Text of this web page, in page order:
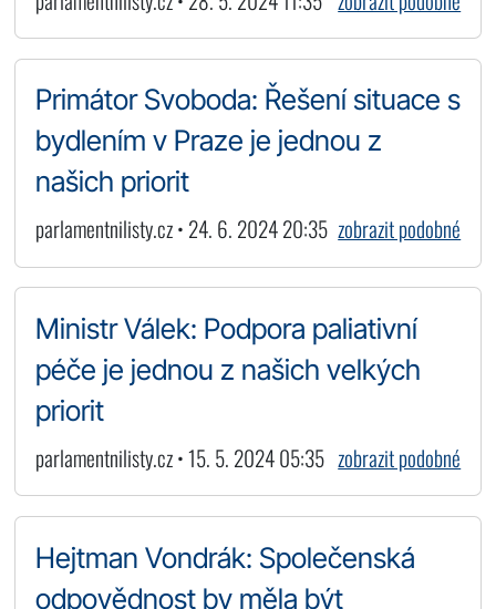
Primátor Svoboda: Řešení situace s
bydlením v Praze je jednou z
našich priorit
parlamentnilisty.cz • 24. 6. 2024 20:35 zobrazit podobné
Ministr Válek: Podpora paliativní
péče je jednou z našich velkých
priorit
parlamentnilisty.cz • 15. 5. 2024 05:35 zobrazit podobné
Hejtman Vondrák: Společenská
odpovědnost by měla být